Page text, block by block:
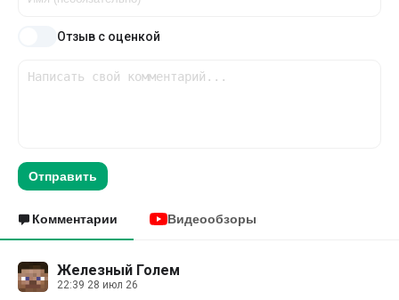
Отзыв с оценкой
Отправить
Комментарии Видеообзоры
Железный Голем
22:39 28 июл 26